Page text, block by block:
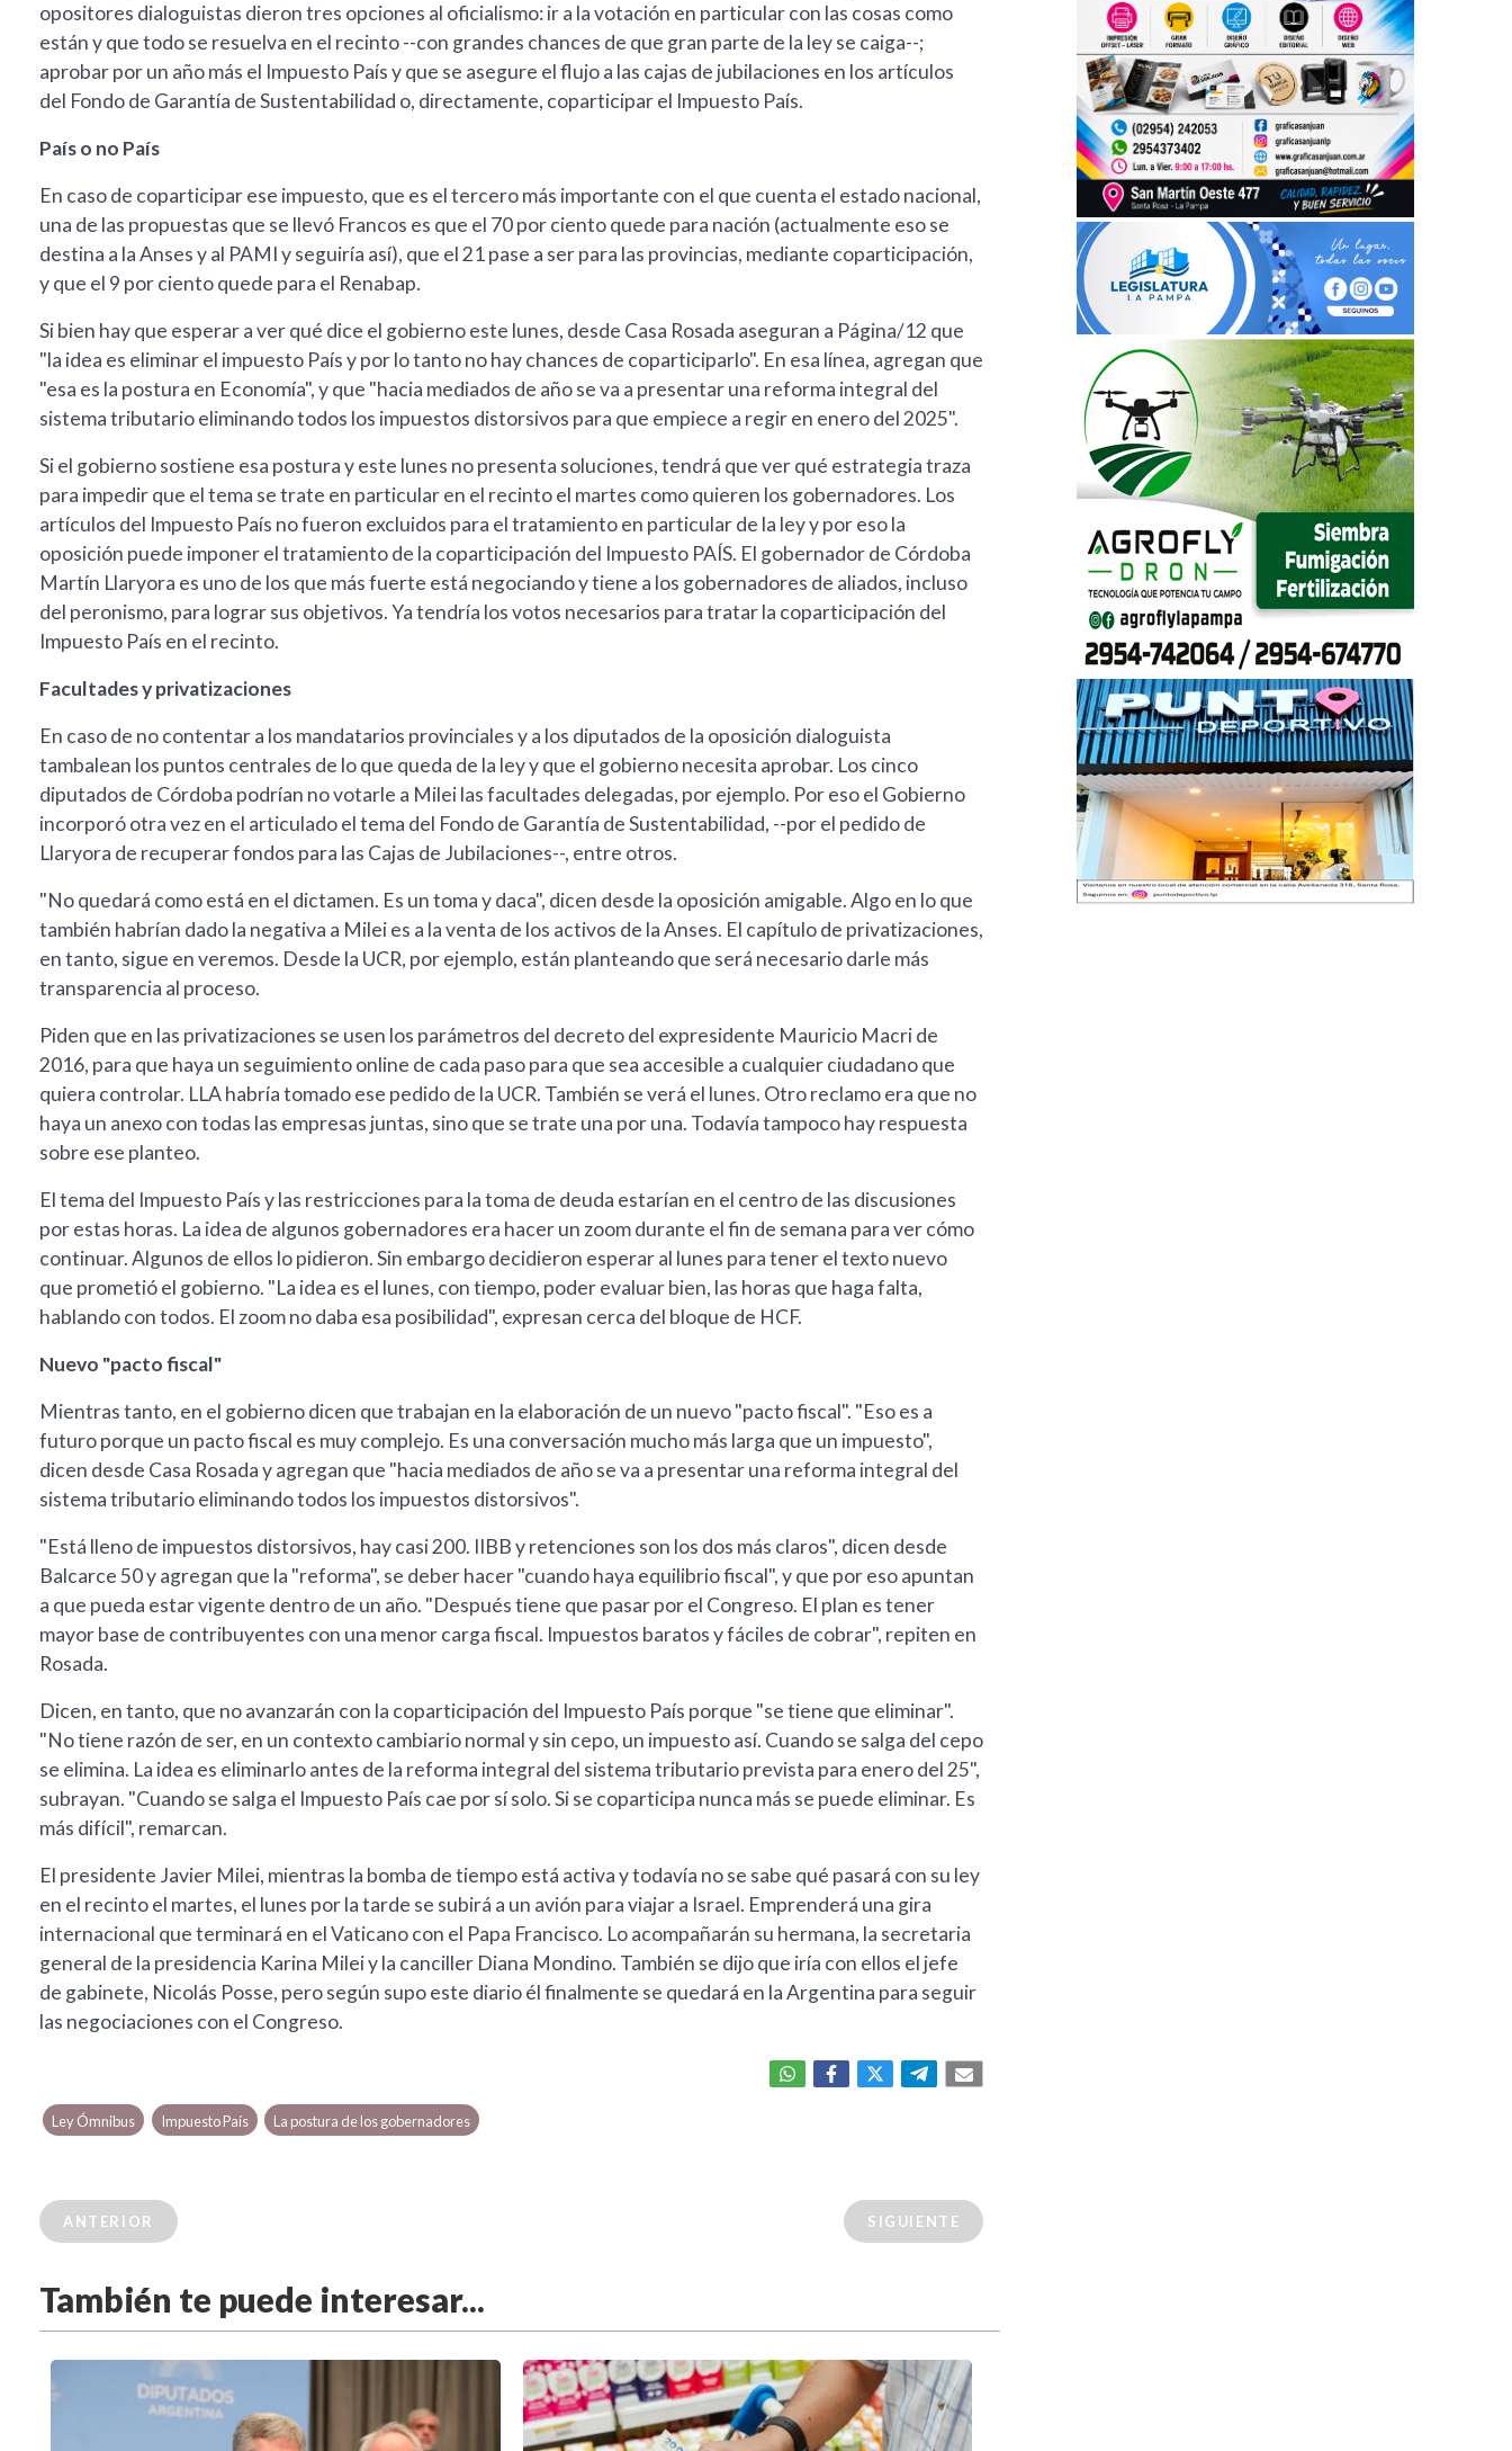
opositores dialoguistas dieron tres opciones al oficialismo: ir a la votación en particular con las cosas como
están y que todo se resuelva en el recinto --con grandes chances de que gran parte de la ley se caiga--;
aprobar por un año más el Impuesto País y que se asegure el flujo a las cajas de jubilaciones en los artículos
del Fondo de Garantía de Sustentabilidad o, directamente, coparticipar el Impuesto País.
País o no País
En caso de coparticipar ese impuesto, que es el tercero más importante con el que cuenta el estado nacional,
una de las propuestas que se llevó Francos es que el 70 por ciento quede para nación (actualmente eso se
destina a la Anses y al PAMI y seguiría así), que el 21 pase a ser para las provincias, mediante coparticipación,
y que el 9 por ciento quede para el Renabap.
Si bien hay que esperar a ver qué dice el gobierno este lunes, desde Casa Rosada aseguran a Página/12 que
"la idea es eliminar el impuesto País y por lo tanto no hay chances de coparticiparlo". En esa línea, agregan que
"esa es la postura en Economía", y que "hacia mediados de año se va a presentar una reforma integral del
sistema tributario eliminando todos los impuestos distorsivos para que empiece a regir en enero del 2025".
Si el gobierno sostiene esa postura y este lunes no presenta soluciones, tendrá que ver qué estrategia traza
para impedir que el tema se trate en particular en el recinto el martes como quieren los gobernadores. Los
artículos del Impuesto País no fueron excluidos para el tratamiento en particular de la ley y por eso la
oposición puede imponer el tratamiento de la coparticipación del Impuesto PAÍS. El gobernador de Córdoba
Martín Llaryora es uno de los que más fuerte está negociando y tiene a los gobernadores de aliados, incluso
del peronismo, para lograr sus objetivos. Ya tendría los votos necesarios para tratar la coparticipación del
Impuesto País en el recinto.
Facultades y privatizaciones
En caso de no contentar a los mandatarios provinciales y a los diputados de la oposición dialoguista
tambalean los puntos centrales de lo que queda de la ley y que el gobierno necesita aprobar. Los cinco
diputados de Córdoba podrían no votarle a Milei las facultades delegadas, por ejemplo. Por eso el Gobierno
incorporó otra vez en el articulado el tema del Fondo de Garantía de Sustentabilidad, --por el pedido de
Llaryora de recuperar fondos para las Cajas de Jubilaciones--, entre otros.
"No quedará como está en el dictamen. Es un toma y daca", dicen desde la oposición amigable. Algo en lo que
también habrían dado la negativa a Milei es a la venta de los activos de la Anses. El capítulo de privatizaciones,
en tanto, sigue en veremos. Desde la UCR, por ejemplo, están planteando que será necesario darle más
transparencia al proceso.
Piden que en las privatizaciones se usen los parámetros del decreto del expresidente Mauricio Macri de
2016, para que haya un seguimiento online de cada paso para que sea accesible a cualquier ciudadano que
quiera controlar. LLA habría tomado ese pedido de la UCR. También se verá el lunes. Otro reclamo era que no
haya un anexo con todas las empresas juntas, sino que se trate una por una. Todavía tampoco hay respuesta
sobre ese planteo.
El tema del Impuesto País y las restricciones para la toma de deuda estarían en el centro de las discusiones
por estas horas. La idea de algunos gobernadores era hacer un zoom durante el fin de semana para ver cómo
continuar. Algunos de ellos lo pidieron. Sin embargo decidieron esperar al lunes para tener el texto nuevo
que prometió el gobierno. "La idea es el lunes, con tiempo, poder evaluar bien, las horas que haga falta,
hablando con todos. El zoom no daba esa posibilidad", expresan cerca del bloque de HCF.
Nuevo "pacto fiscal"
Mientras tanto, en el gobierno dicen que trabajan en la elaboración de un nuevo "pacto fiscal". "Eso es a
futuro porque un pacto fiscal es muy complejo. Es una conversación mucho más larga que un impuesto",
dicen desde Casa Rosada y agregan que "hacia mediados de año se va a presentar una reforma integral del
sistema tributario eliminando todos los impuestos distorsivos".
"Está lleno de impuestos distorsivos, hay casi 200. IIBB y retenciones son los dos más claros", dicen desde
Balcarce 50 y agregan que la "reforma", se deber hacer "cuando haya equilibrio fiscal", y que por eso apuntan
a que pueda estar vigente dentro de un año. "Después tiene que pasar por el Congreso. El plan es tener
mayor base de contribuyentes con una menor carga fiscal. Impuestos baratos y fáciles de cobrar", repiten en
Rosada.
Dicen, en tanto, que no avanzarán con la coparticipación del Impuesto País porque "se tiene que eliminar".
"No tiene razón de ser, en un contexto cambiario normal y sin cepo, un impuesto así. Cuando se salga del cepo
se elimina. La idea es eliminarlo antes de la reforma integral del sistema tributario prevista para enero del 25",
subrayan. "Cuando se salga el Impuesto País cae por sí solo. Si se coparticipa nunca más se puede eliminar. Es
más difícil", remarcan.
El presidente Javier Milei, mientras la bomba de tiempo está activa y todavía no se sabe qué pasará con su ley
en el recinto el martes, el lunes por la tarde se subirá a un avión para viajar a Israel. Emprenderá una gira
internacional que terminará en el Vaticano con el Papa Francisco. Lo acompañarán su hermana, la secretaria
general de la presidencia Karina Milei y la canciller Diana Mondino. También se dijo que iría con ellos el jefe
de gabinete, Nicolás Posse, pero según supo este diario él finalmente se quedará en la Argentina para seguir
las negociaciones con el Congreso.
Ley Ómnibus Impuesto País La postura de los gobernadores
ANTERIOR SIGUIENTE
También te puede interesar...